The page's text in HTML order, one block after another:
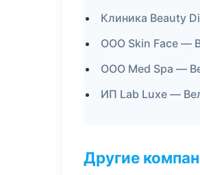
Клиника Beauty
ООО Skin Face —
ООО Med Spa —
ИП Lab Luxe —
Другие